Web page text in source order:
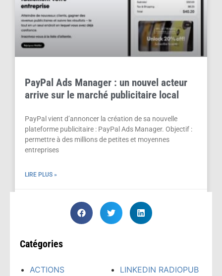
PayPal Ads Manager : un nouvel acteur
arrive sur le marché publicitaire local
PayPal vient d’annoncer la création de sa nouvelle
plateforme publicitaire : PayPal Ads Manager. Objectif :
permettre à des millions de petites et moyennes
entreprises
LIRE PLUS »
Catégories
ACTIONS
LINKEDIN RADIOPUB